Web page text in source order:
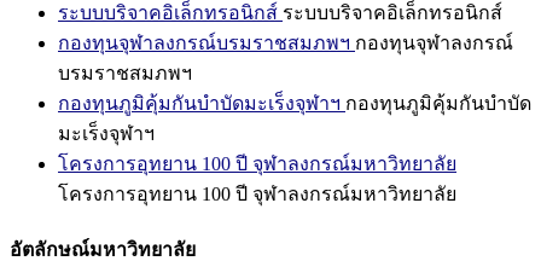
ระบบบริจาคอิเล็กทรอนิกส์ ระบบบริจาคอิเล็กทรอนิกส์
กองทุนจุฬาลงกรณ์บรมราชสมภพฯ กองทุนจุฬาลงกรณ์
บรมราชสมภพฯ
กองทุนภูมิคุ้มกันบำบัดมะเร็งจุฬาฯ กองทุนภูมิคุ้มกันบำบัด
มะเร็งจุฬาฯ
โครงการอุทยาน 100 ปี จุฬาลงกรณ์มหาวิทยาลัย
โครงการอุทยาน 100 ปี จุฬาลงกรณ์มหาวิทยาลัย
อัตลักษณ์มหาวิทยาลัย